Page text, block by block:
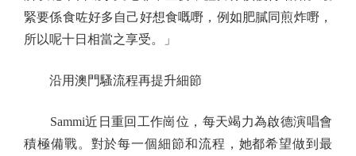
緊要係食咗好多自己好想食嘅嘢，例如肥膩同煎炸嘢，
所以呢十日相當之享受。」
沿用澳門騷流程再提升細節
Sammi近日重回工作崗位，每天竭力為啟德演唱會
積極備戰。對於每一個細節和流程，她都希望做到最